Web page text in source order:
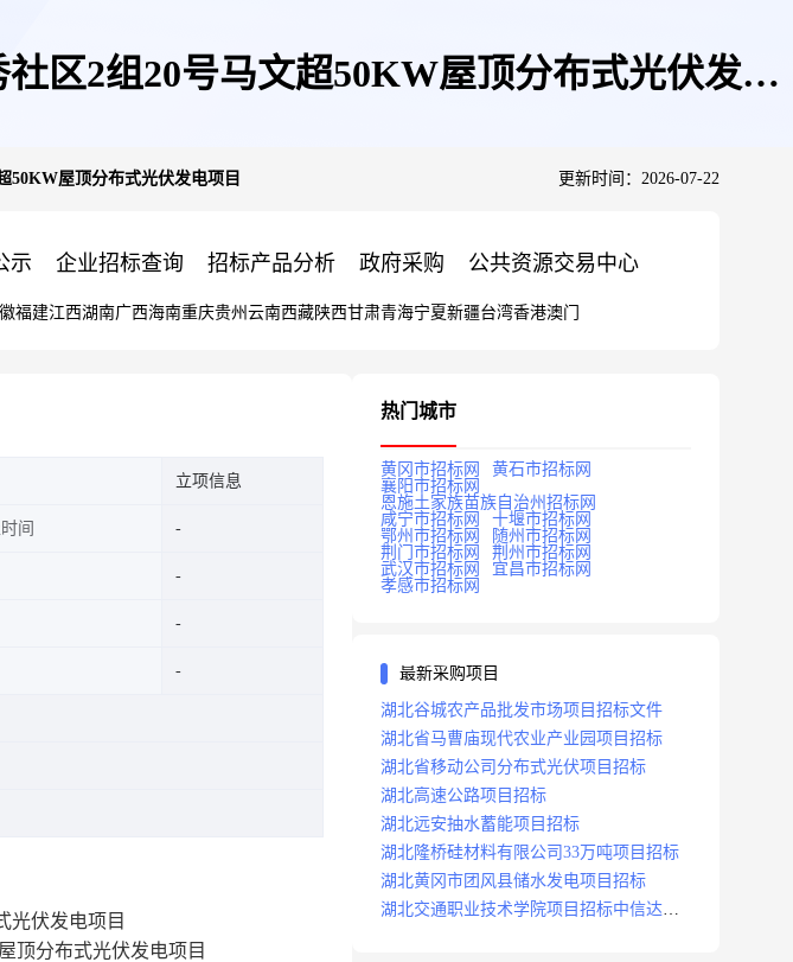
区2组20号马文超50KW屋顶分布式光伏发电
50KW屋顶分布式光伏发电项目 更新时间：2026-07-22
示 企业招标查询 招标产品分析 政府采购 公共资源交易中心
福建江西湖南广西海南重庆贵州 云南西藏陕西甘肃青海宁夏新疆台湾香港澳门
立项信息
间
光伏发电项目
顶分布式光伏发电项目
热门城市
黄冈市招标网
黄石市招标网
襄阳市招标网
恩施土家族苗族自治州招标网
咸宁市招标网
十堰市招标网
鄂州市招标网
随州市招标网
荆门市招标网
荆州市招标网
武汉市招标网
宜昌市招标网
孝感市招标网
最新采购项目
湖北谷城农产品批发市场项目招标文件
湖北省马曹庙现代农业产业园项目招标
湖北省移动公司分布式光伏项目招标
湖北高速公路项目招标
湖北远安抽水蓄能项目招标
湖北隆桥硅材料有限公司33万吨项目招标
湖北黄冈市团风县储水发电项目招标
湖北交通职业技术学院项目招标中信达咨